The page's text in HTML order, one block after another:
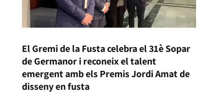
El Gremi de la Fusta celebra el 31è Sopar
de Germanor i reconeix el talent
emergent amb els Premis Jordi Amat de
disseny en fusta